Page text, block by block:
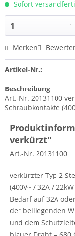
Sofort
Merken
Artikel-Nr.:
Beschreibung
Art.-Nr. 20131100
Schraubkontakte
verkürzt"
Art.-Nr. 20131100
verkürzter Typ 2
(400V~ / 32A /
Bedarf auf 32A
der beiliegenden
und dem